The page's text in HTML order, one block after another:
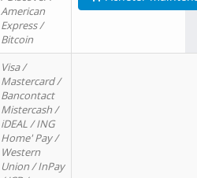
American
Express /
Bitcoin
Visa /
Mastercard /
Bancontact
Mistercash /
iDEAL / ING
Home' Pay /
Western
Union / InPay